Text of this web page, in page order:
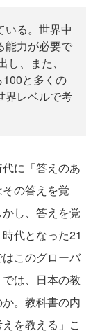
いる。世界中
能力が必要で
、また、
と多くの
界レベルで考
に「答えのあ
の答えを覚
し、答えを覚
代となった21
このグローバ
は、日本の教
。教科書の内
を教える」こ